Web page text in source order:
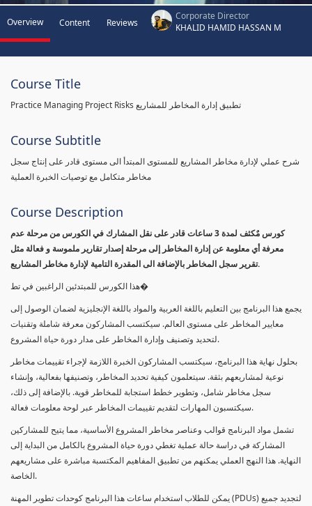
Overview Content Reviews
Corporate Director
KHALID HAMID HASSAN M
Course Title
Practice Managing Project Risks تطبيق إدارة المخاطر للمشاريع
Course Subtitle
شرح عملي لإدارة مخاطر المشاريع للمستوى المبتدأ الى مستوى قادر على إنتاج سجل
مخاطر متكامل مع توصيات الخبرة العملية
Course Description
كورس مٌكثف لمدة 3 ساعات قادر على نقل المشارك في الكورس من مرحلة عدم
معرفة أي معلومة عن إدارة المخاطر إلى مرحلة إصدار تقارير ملموسة و فعالة مثل
تقرير سجل المخاطر بالإضافة الى المقدرة التامية لإدارة مخاطر المشاريع.
هذا الكورس للمبتدئين الراغبين في تط�
يجمع هذا البرنامج بين التعليم باللغة العربية والمواد باللغة الإنجليزية لضمان الوصول إلى
معايير المخاطر على مستوى العالم. سيكتسب المشاركون معرفة شاملة وتقنيات
لتحديد وتصنيف وإدارة المخاطر على مدار دورة حياة المشروع.
بحلول نهاية هذا البرنامج، سيكتسب المشاركون الخبرة اللازمة لإجراء تقييمات مخاطر
نوعية لمشاريعهم بثقة. سيتعلمون كيفية تحديد المخاطر، وتصنيفها بفعالية، وإنشاء
سجل مخاطر شامل، وتطوير خطط استجابة للمخاطر قوية. بالإضافة إلى ذلك،
سيكتسبون المهارات لتقديم تقييمات المخاطر عبر لوحة معلومات فعالة.
تشمل مواد البرنامج قوالب وعناصر مخاطر المشروع الأساسية، مما يتيح للمشاركين
المشاركة في دراسة حالة عملية تغطي دورة حياة المشروع بالكامل من البداية إلى
النهاية. هذا النهج العملي يمكنهم من تطبيق المفاهيم المكتسبة مباشرة على مشاريعهم
الخاصة.
يمكن للطلاب استخدام ساعات هذا البرنامج كوحدات تطوير المهنة (PDUs) لتجديد جميع